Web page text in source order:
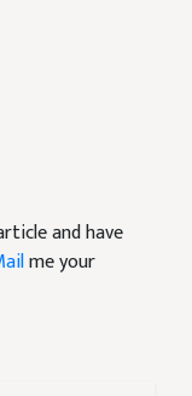
and have
me your